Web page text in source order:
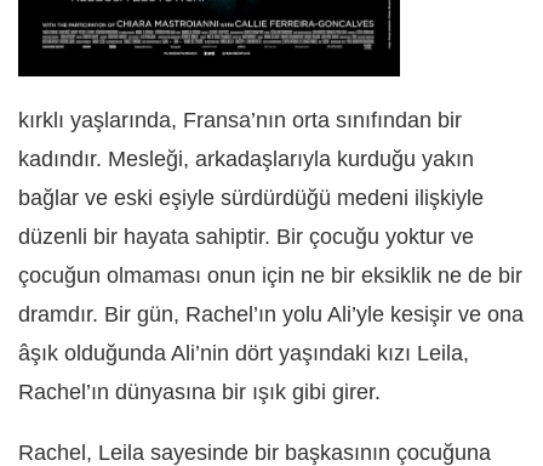
kırklı yaşlarında, Fransa’nın orta sınıfından bir
kadındır. Mesleği, arkadaşlarıyla kurduğu yakın
bağlar ve eski eşiyle sürdürdüğü medeni ilişkiyle
düzenli bir hayata sahiptir. Bir çocuğu yoktur ve
çocuğun olmaması onun için ne bir eksiklik ne de bir
dramdır. Bir gün, Rachel’ın yolu Ali’yle kesişir ve ona
âşık olduğunda Ali’nin dört yaşındaki kızı Leila,
Rachel’ın dünyasına bir ışık gibi girer.
Rachel, Leila sayesinde bir başkasının çocuğuna